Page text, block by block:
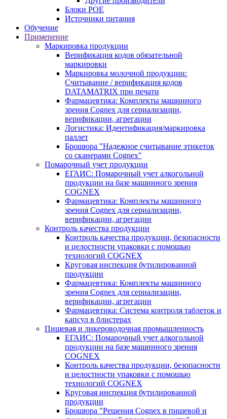
Блоки POE
Источники питания
Обучение
Применение
Маркировка продукции
Верификация кодов обязательной
маркировки
Маркировка молочной продукции:
Считывание / верификация кодов
DATAMATRIX при печати
Фармацевтика: Комплекты машинного
зрения Cognex для сериализации,
верификации, агрегации
Логистика: Идентификация/маркировка
паллет
Брошюра "Надежное считывание этикеток
со сканерами Cognex"
Помарочный учет продукции
ЕГАИС: Помарочный учет алкогольной
продукции на базе машинного зрения
COGNEX
Фармацевтика: Комплекты машинного
зрения Cognex для сериализации,
верификации, агрегации
Контроль качества продукции
Контроль качества продукции, безопасности
и целостности упаковки с помощью
технологий COGNEX
Круговая инспекция бутилированной
продукции
Фармацевтика: Комплекты машинного
зрения Cognex для сериализации,
верификации, агрегации
Фармацевтика: Система контроля таблеток и
капсул в блистерах
Пищевая и ликероводочная промышленность
ЕГАИС: Помарочный учет алкогольной
продукции на базе машинного зрения
COGNEX
Контроль качества продукции, безопасности
и целостности упаковки с помощью
технологий COGNEX
Круговая инспекция бутилированной
продукции
Брошюра "Решения Cognex в пищевой и